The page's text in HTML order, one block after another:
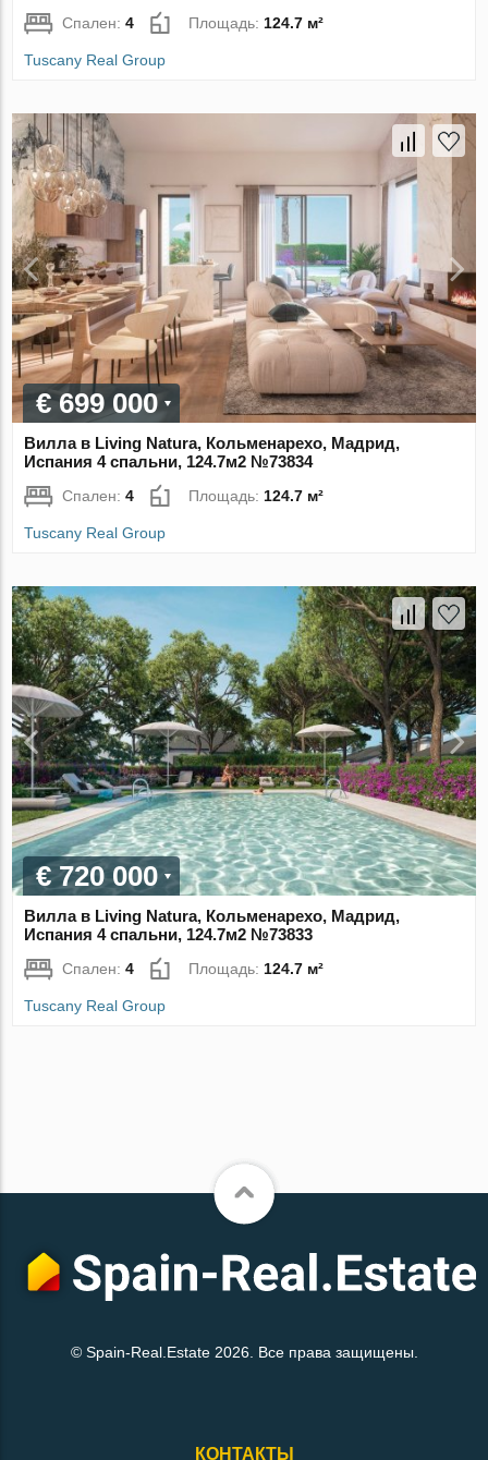
Спален:4 Площадь: 124.7 м²
Tuscany Real Group
€ 699 000
Вилла в Living Natura, Кольменарехо, Мадрид,
Испания 4 спальни, 124.7м2 №73834
Спален:4 Площадь: 124.7 м²
Tuscany Real Group
€ 720 000
Вилла в Living Natura, Кольменарехо, Мадрид,
Испания 4 спальни, 124.7м2 №73833
Спален:4 Площадь: 124.7 м²
Tuscany Real Group
© Spain-Real.Estate 2026. Все права защищены.
КОНТАКТЫ